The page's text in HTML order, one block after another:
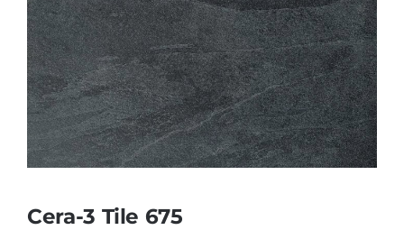
Contact
Offerte aanvragen
Cera-3 Tile 675